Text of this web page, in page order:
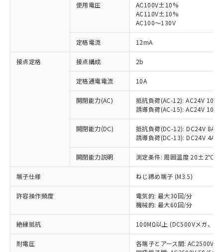
使用電圧
AC100V±10%
AC110V±10%
AC100～130V
定格電流 12mA
接点定格 接点構成 2b
定格通電電流 10A
開閉能力(AC)
抵抗負荷(AC-12): AC24V 10A/
誘導負荷(AC-15): AC24V
開閉能力(DC)
抵抗負荷(DC-12): DC24V 8A/
誘導負荷(DC-13): DC24V 4A/
開閉能力説明 測定条件: 周囲温度 20±2℃、
端子仕様 ねじ締め端子 (M3.5)
許容操作頻度
電気的: 最大30回/分
機械的: 最大60回/分
絶縁抵抗 100MΩ以上 (DC500Vメガ、点
耐電圧
各端子とアース間: AC2500V
ご利用条件
以下の条件をお読みいただき、同意のうえ
本サービスは、当社制御機器事業取扱
商品の当社在庫状況および標準価格
(税抜)を提供させていただくもので
当社制御機器事業取扱商品の中には、
本サービスの対象外となる商品もある
ことをご了承ください。
在庫状況および標準価格照会結果は、
記載している更新日時点での社内デー
タに基づき作成されるものであり、閲
準価格とは異なる場合があることをご
対応済み：EU RoHS指令（10物質）の
非含有に対応した製品が提供可能な商品で
対応予定：EU RoHS指令（10物質）の非含
有に対応した製品に切り替える予定のある
対応予定なし：EU RoHS指令（10物質）の
非含有に非対応の商品で、対応品を出す予
調査・確認中：EU RoHS指令（10物質）の
非含有の対応状況を調査中または確認中の
非該当品：ライセンス料など無形物で、有
害物質有無と関係のない商品です。
仕入先様の事情により、非含有部品として
いたものが、含有品と判明した場合などや
むを得ず変更することがあります。
*EU RoHS指令（10物質）：
鉛(Pb) 1000ppm以下、 水銀(Hg) 1000ppm以下、 カド
六価クロム(Cr(Ⅵ)) 1000ppm以下、ポリ臭化ビフェニル
「○」：最大均質材料含有率が中国RoHSの
基準値以下であることを示します。
「×」：最大均質材料含有率が中国RoHSの
基準値を超えていることを示します。
「－」：未確認です。当社販売部門へお問
当社は、これら貴社製品のうち、外国
為替および外国貿易法に定める商品
（以下｢規制貨物等」という）を輸出
または国外への提供する場合は、日本
国政府の輸出許可(または役務取引許
可)を取得するなどの必要な手続きを